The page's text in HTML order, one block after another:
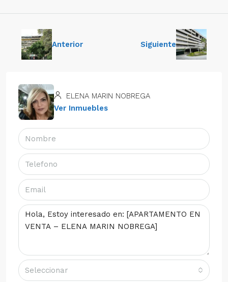
Anterior Siguiente
ELENA MARIN NOBREGA
Ver Inmuebles
Seleccionar